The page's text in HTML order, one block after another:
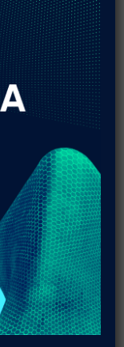
Sección C.P.